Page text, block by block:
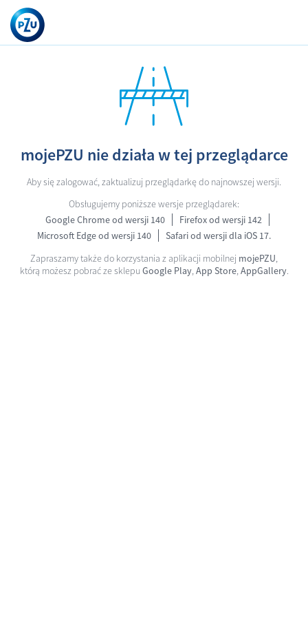
mojePZU nie działa w tej przeglądarce
Aby się zalogować, zaktualizuj przeglądarkę do najnowszej wersji.
Obsługujemy poniższe wersje przeglądarek:
Google Chrome od wersji 140
Firefox od wersji 142
Microsoft Edge od wersji 140
Safari od wersji dla iOS 17.
Zapraszamy także do korzystania z aplikacji mobilnej mojePZU,
którą możesz pobrać ze sklepu Google Play,App Store,AppGallery.